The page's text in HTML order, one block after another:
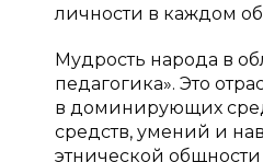
личности в каждом
Мудрость народа в
педагогика». Это
в доминирующих
средств, умений и
этнической